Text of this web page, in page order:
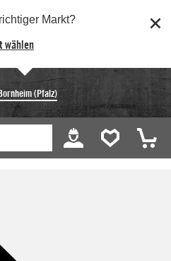
Markt?
wählen
(Pfalz)